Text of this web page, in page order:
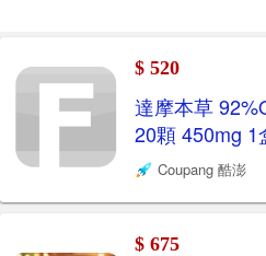
$ 520
達摩本草
20顆 450mg 1
Coupang 酷澎
$ 675